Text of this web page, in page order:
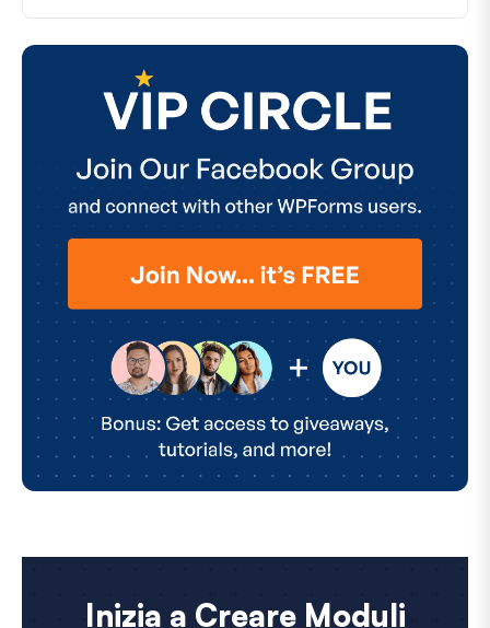
Inizia a Creare Moduli